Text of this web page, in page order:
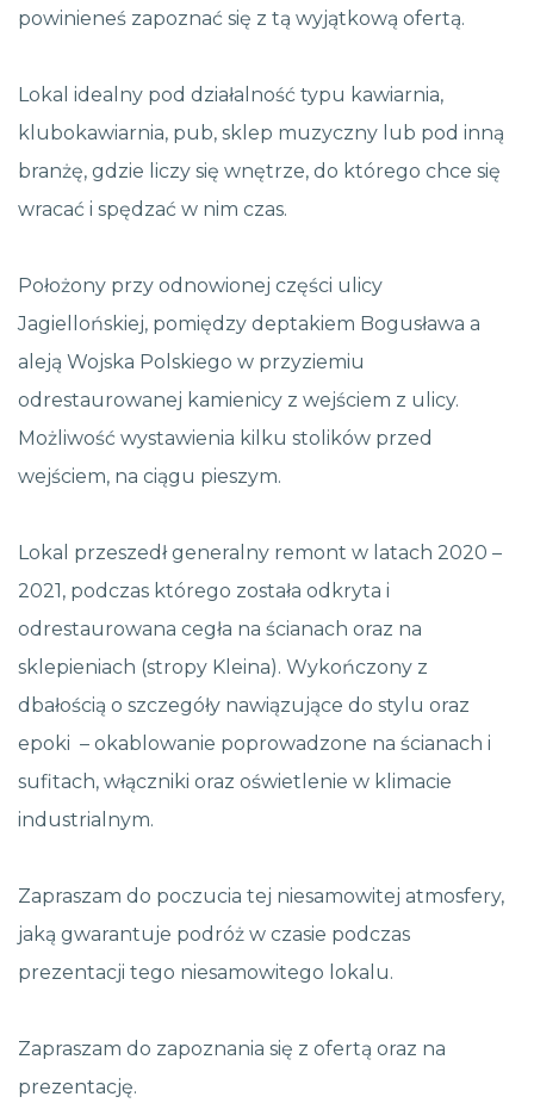
powinieneś zapoznać się z tą wyjątkową ofertą.
Lokal idealny pod działalność typu kawiarnia,
klubokawiarnia, pub, sklep muzyczny lub pod inną
branżę, gdzie liczy się wnętrze, do którego chce się
wracać i spędzać w nim czas.
Położony przy odnowionej części ulicy
Jagiellońskiej, pomiędzy deptakiem Bogusława a
aleją Wojska Polskiego w przyziemiu
odrestaurowanej kamienicy z wejściem z ulicy.
Możliwość wystawienia kilku stolików przed
wejściem, na ciągu pieszym.
Lokal przeszedł generalny remont w latach 2020 –
2021, podczas którego została odkryta i
odrestaurowana cegła na ścianach oraz na
sklepieniach (stropy Kleina). Wykończony z
dbałością o szczegóły nawiązujące do stylu oraz
epoki – okablowanie poprowadzone na ścianach i
sufitach, włączniki oraz oświetlenie w klimacie
industrialnym.
Zapraszam do poczucia tej niesamowitej atmosfery,
jaką gwarantuje podróż w czasie podczas
prezentacji tego niesamowitego lokalu.
Zapraszam do zapoznania się z ofertą oraz na
prezentację.